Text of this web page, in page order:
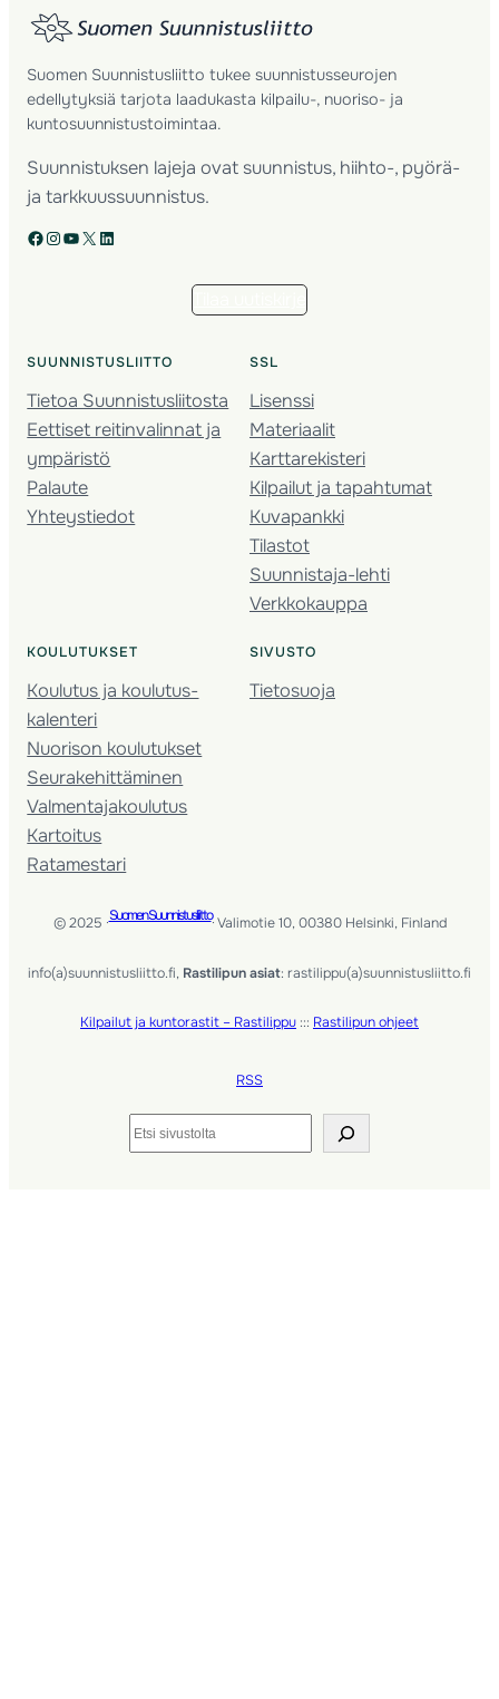
Suomen Suunnistusliitto tukee suunnistusseurojen
edellytyksiä tarjota laadukasta kilpailu-, nuoriso- ja
kuntosuunnistustoimintaa.
Suunnistuksen lajeja ovat suunnistus, hiihto-, pyörä-
ja tarkkuussuunnistus.
Facebook Instagram YouTube X LinkedIn
SUUNNISTUSLIITTO
Tietoa Suunnistusliitosta
Eettiset reitinvalinnat ja
ympäristö
Palaute
Yhteystiedot
SSL
Lisenssi
Materiaalit
Karttarekisteri
Kilpailut ja tapahtumat
Kuvapankki
Tilastot
Suunnistaja-lehti
Verkkokauppa
KOULUTUKSET
Koulutus ja koulutus­
kalenteri
Nuorison koulutukset
Seura­kehittäminen
Valmentaja­koulutus
Kartoitus
Ratamestari
SIVUSTO
Tietosuoja
© 2025 ·Suomen Suunnistusliitto· Valimotie 10, 00380 Helsinki, Finland
info(a)suunnistusliitto.fi, Rastilipun asiat: rastilippu(a)suunnistusliitto.fi
Kilpailut ja kuntorastit – Rastilippu ::: Rastilipun ohjeet
RSS
Etsi